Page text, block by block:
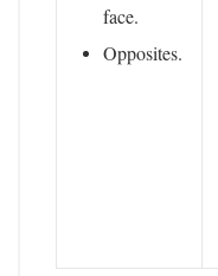
face.
Opposites.